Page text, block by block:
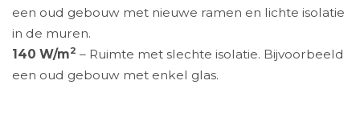
een oud gebouw met nieuwe ramen en lichte isolatie
in de muren.
140 W/m2 – Ruimte met slechte isolatie. Bijvoorbeeld
een oud gebouw met enkel glas.